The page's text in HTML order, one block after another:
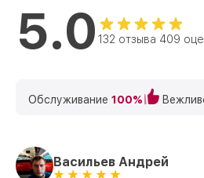
5.0 132 отзыва 409
Обслуживание 100%
Васильев Андрей